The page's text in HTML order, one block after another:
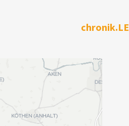
chronik.LE